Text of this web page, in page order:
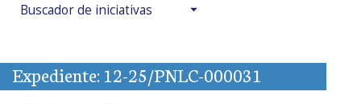
Buscador de iniciativas
Expediente: 12-25/PNLC-000031